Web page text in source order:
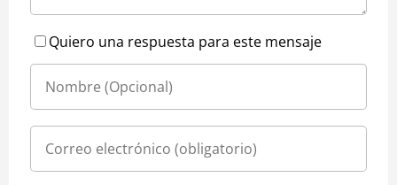
Quiero una respuesta para este mensaje